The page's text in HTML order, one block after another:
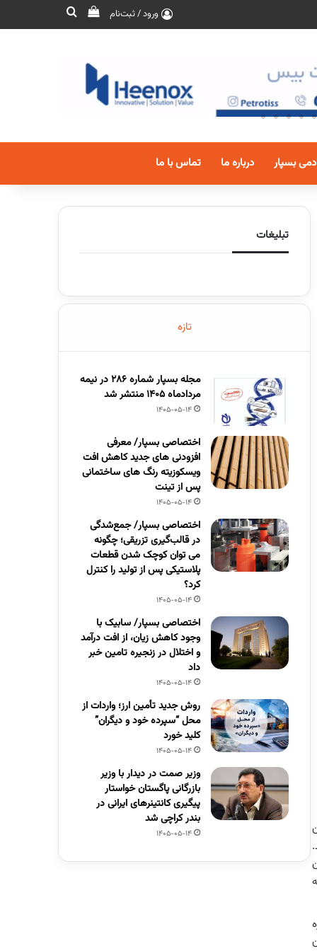
ورود / ثبت‌نام
بسپار درباره ما تماس با ما
تبلیغات
تازه
مجله بسپار شماره 286 در نیمه
مردادماه 1405 منتشر شد
1405-05-14
اختصاصی بسپار/ معرفی
افزودنی های جدید کاهش افت
ویسکوزیته رنگ های ساختمانی
پس از تینت
1405-05-14
اختصاصی بسپار/ جمع‌شدگی
در قالب‌گیری تزریقی؛ چگونه
می توان کوچک شدن قطعات
پلاستیکی پس از تولید را کنترل
کرد؟
1405-05-14
اختصاصی بسپار/ سابیک با
وجود کاهش زیان، از افت درآمد
و اختلال در زنجیره تامین خبر
داد
1405-05-14
روش جدید تأمین ارز؛ واردات از
محل “سپرده خود و دیگران”
کلید خورد
1405-05-14
وزیر صمت در دیدار با وزیر
بازرگانی پاگستان خواستار
پیگیری کانتینرهای ایرانی در
بندر کراچی شد
1405-05-14